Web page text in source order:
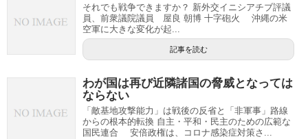
それでも戦争できますか？ 新外交イニシアチブ評議
員、前衆議院議員 屋良 朝博 十字砲火 沖縄の米
空軍に大きな変化が起...
記事を読む
わが国は再び近隣諸国の脅威となっては
ならない
「敵基地攻撃能力」は戦後の反省と「非軍事」路線
からの根本的転換 自主・平和・民主のための広範な
国民連合 安倍政権は、コロナ感染症対策さ...